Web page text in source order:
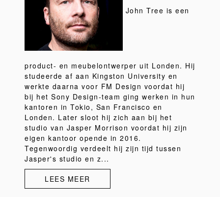
John Tree is een
product- en meubelontwerper uit Londen. Hij
studeerde af aan Kingston University en
werkte daarna voor FM Design voordat hij
bij het Sony Design-team ging werken in hun
kantoren in Tokio, San Francisco en
Londen. Later sloot hij zich aan bij het
studio van Jasper Morrison voordat hij zijn
eigen kantoor opende in 2016.
Tegenwoordig verdeelt hij zijn tijd tussen
Jasper's studio en z...
LEES MEER